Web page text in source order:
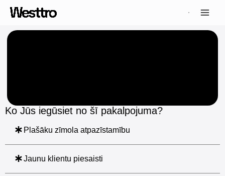
Skip
content
Main
Ko Jūs iegūsiet no šī pakalpojuma?
Plašāku zīmola atpazīstamību
Jaunu klientu piesaisti